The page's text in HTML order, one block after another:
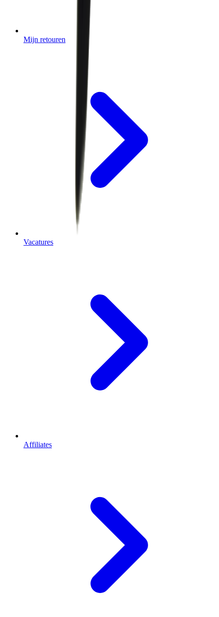
Mijn retouren
Vacatures
Affiliates